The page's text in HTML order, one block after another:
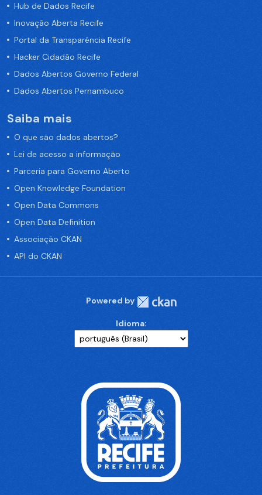
Hub de Dados Recife
Inovação Aberta Recife
Portal da Transparência Recife
Hacker Cidadão Recife
Dados Abertos Governo Federal
Dados Abertos Pernambuco
Saiba mais
O que são dados abertos?
Lei de acesso a informação
Parceria para Governo Aberto
Open Knowledge Foundation
Open Data Commons
Open Data Definition
Associação CKAN
API do CKAN
Powered by
Idioma